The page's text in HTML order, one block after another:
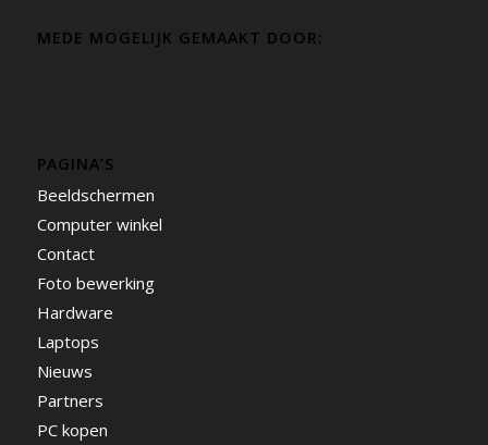
MEDE MOGELIJK GEMAAKT DOOR:
PAGINA’S
Beeldschermen
Computer winkel
Contact
Foto bewerking
Hardware
Laptops
Nieuws
Partners
PC kopen